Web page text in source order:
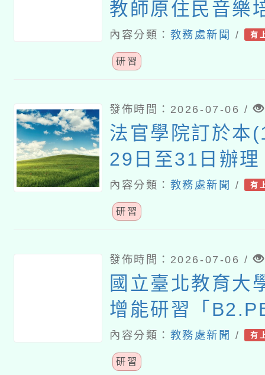
教師原住民音樂
施計畫
內容分類： 教務處新聞 / 有
研習
發佈時間：2026-07-06 /
法官學院訂於本
29日至31日辦
小學教師法律教
階)」線上學習課
內容分類： 教務處新聞 / 有
研習
發佈時間：2026-07-06 /
國立臺北教育大
增能研習「
用工作坊」課程
改
內容分類： 教務處新聞 / 有
研習